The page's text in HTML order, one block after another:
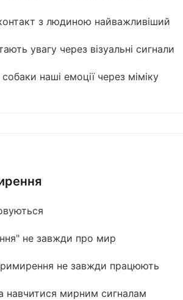
з людиною найважливіший
увагу через візуальні сигнали
наші емоції через міміку
не завжди про мир
не завжди працюють
навчитися мирним сигналам